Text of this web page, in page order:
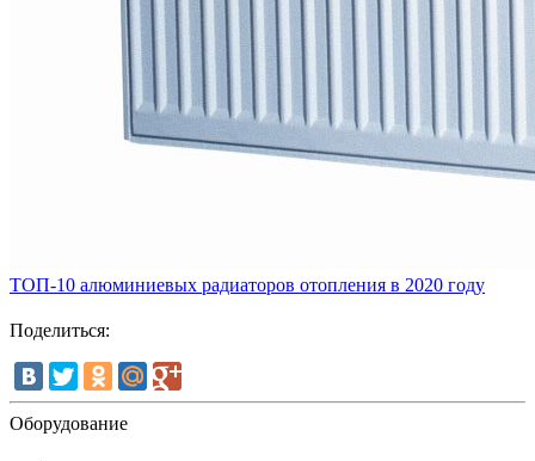
ТОП-10 алюминиевых радиаторов отопления в 2020 году
Поделиться:
Оборудование